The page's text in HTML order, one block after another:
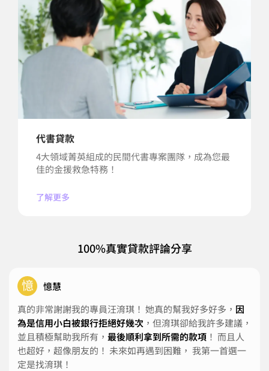
代書貸款
4大領域菁英組成的民間代書專案團隊，成為您最
佳的金援救急特務！
了解更多
100%真實貸款評論分享
憶
憶慧
真的非常謝謝我的專員汪淯琪！ 她真的幫我好多好多， 因
為是信用小白被銀行拒絕好幾次 ，但淯琪卻給我許多建議，
並且積極幫助我所有， 最後順利拿到所需的款項 ！ 而且人
也超好，超像朋友的！ 未來如再遇到困難， 我第一首選一
定是找淯琪！